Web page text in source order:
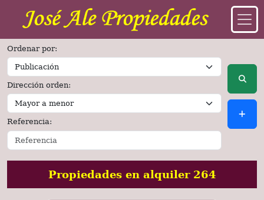
Ordenar por:
Dirección orden:
Referencia:
Propiedades en alquiler 264